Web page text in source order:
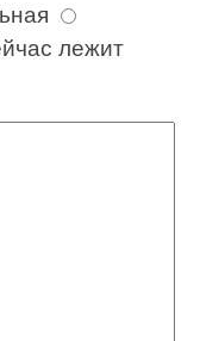
лежит